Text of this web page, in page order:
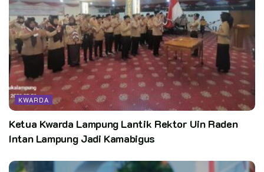
KWARDA
Ketua Kwarda Lampung Lantik Rektor Uin Raden
Intan Lampung Jadi Kamabigus